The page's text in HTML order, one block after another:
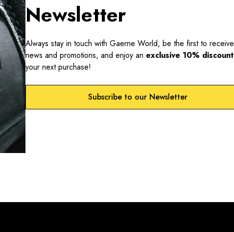
Newsletter
Always stay in touch with Gaerne World, be the first to receive
news and promotions, and enjoy an exclusive 10% discount
your next purchase!
Subscribe to our Newsletter